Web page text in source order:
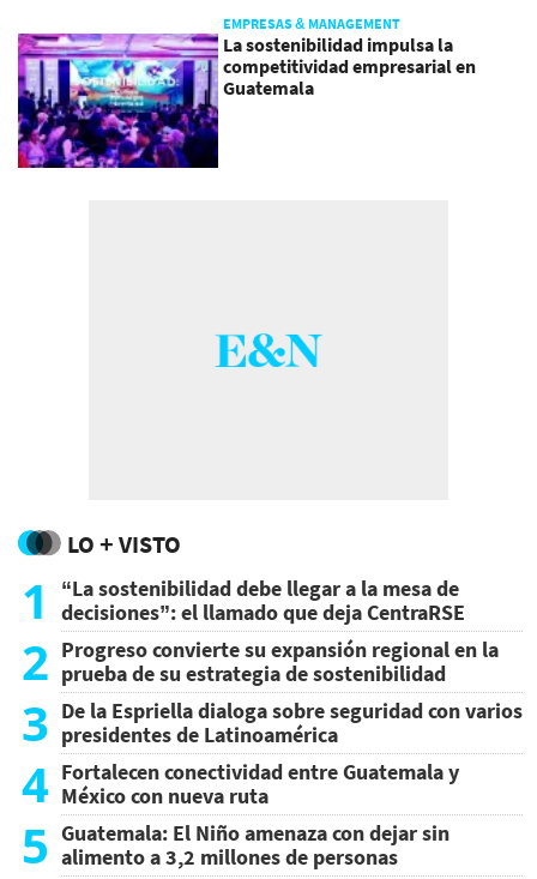
EMPRESAS & MANAGEMENT
La sostenibilidad impulsa la
competitividad empresarial en
Guatemala
LO + VISTO
1
“La sostenibilidad debe llegar a la mesa de
decisiones”: el llamado que deja CentraRSE
2 Progreso convierte su expansión regional en la
prueba de su estrategia de sostenibilidad
3 De la Espriella dialoga sobre seguridad con varios
presidentes de Latinoamérica
4 Fortalecen conectividad entre Guatemala y
México con nueva ruta
5 Guatemala: El Niño amenaza con dejar sin
alimento a 3,2 millones de personas